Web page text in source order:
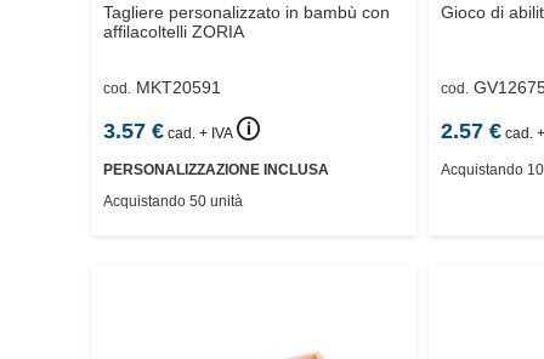
Tagliere personalizzato in bambù con
affilacoltelli ZORIA
cod. MKT20591
3.57 € cad. + IVA 🛈
PERSONALIZZAZIONE INCLUSA
Acquistando 50 unità
Gioco di
cod.
2.57€ cad.
Acquistando